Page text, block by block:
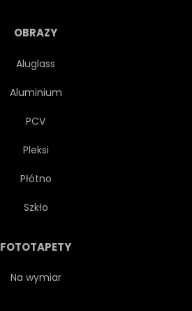
OBRAZY
Aluglass
Aluminium
PCV
Pleksi
Płótno
Szkło
FOTOTAPETY
Na wymiar